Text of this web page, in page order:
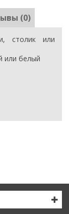
(0)
столик или
или белый